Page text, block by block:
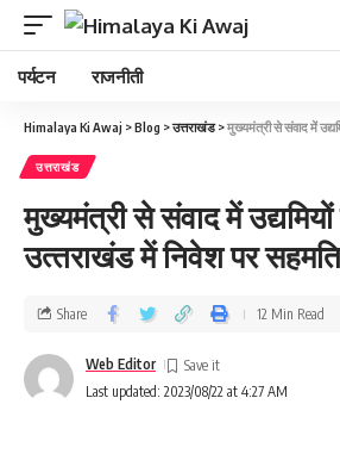
पर्यटन राजनीती
Himalaya Ki Awaj >Blog >उत्तराखंड>मुख्‍यमंत्री से संवाद में
उत्तराखंड
मुख्‍यमंत्री से संवाद में
उत्‍तराखंड में निवेश पर सहमति
Last updated: 2023/08/22 at 4:27 AM
Web Editor
Share 12 Min Read